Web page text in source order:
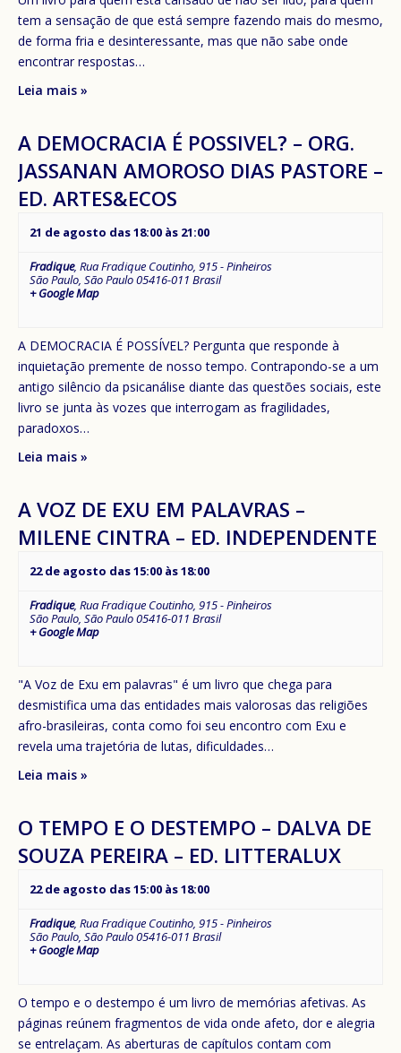
tem a sensação de que está sempre fazendo mais do mesmo,
de forma fria e desinteressante, mas que não sabe onde
encontrar respostas…
Leia mais »
A DEMOCRACIA É POSSIVEL? – ORG.
JASSANAN AMOROSO DIAS PASTORE –
ED. ARTES&ECOS
21 de agosto das 18:00 às 21:00
Fradique, Rua Fradique Coutinho, 915 - Pinheiros
São Paulo, São Paulo05416-011 Brasil
+ Google Map
A DEMOCRACIA É POSSÍVEL? Pergunta que responde à
inquietação premente de nosso tempo. Contrapondo-se a um
antigo silêncio da psicanálise diante das questões sociais, este
livro se junta às vozes que interrogam as fragilidades,
paradoxos…
Leia mais »
A VOZ DE EXU EM PALAVRAS –
MILENE CINTRA – ED. INDEPENDENTE
22 de agosto das 15:00 às18:00
Fradique, Rua Fradique Coutinho, 915 - Pinheiros
São Paulo, São Paulo05416-011 Brasil
+ Google Map
"A Voz de Exu em palavras" é um livro que chega para
desmistifica uma das entidades mais valorosas das religiões
afro-brasileiras, conta como foi seu encontro com Exu e
revela uma trajetória de lutas, dificuldades…
Leia mais »
O TEMPO E O DESTEMPO – DALVA DE
SOUZA PEREIRA – ED. LITTERALUX
22 de agosto das 15:00 às18:00
Fradique, Rua Fradique Coutinho, 915 - Pinheiros
São Paulo, São Paulo05416-011 Brasil
+ Google Map
O tempo e o destempo é um livro de memórias afetivas. As
páginas reúnem fragmentos de vida onde afeto, dor e alegria
se entrelaçam. As aberturas de capítulos contam com